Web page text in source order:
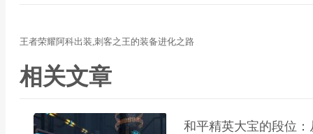
王者荣耀阿科出装,刺客之王的装备进化之路
相关文章
和平精英大宝的段位